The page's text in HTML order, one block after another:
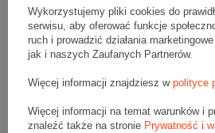
Karton klapowy 400x200x110mm
5W BC 560g/m2 Szary Komplet
5W
Wykorzystujemy pliki cookies do
serwisu, aby oferować funkcje
ruch i prowadzić działania
jak i naszych Zaufanych Partnerów.
Więcej informacji znajdziesz w polityce
Więcej informacji na temat warunków i
znaleźć także na stronie Prywatność i